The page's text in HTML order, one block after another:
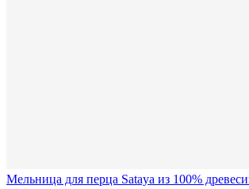
Мельница для перца Sataya из 100%